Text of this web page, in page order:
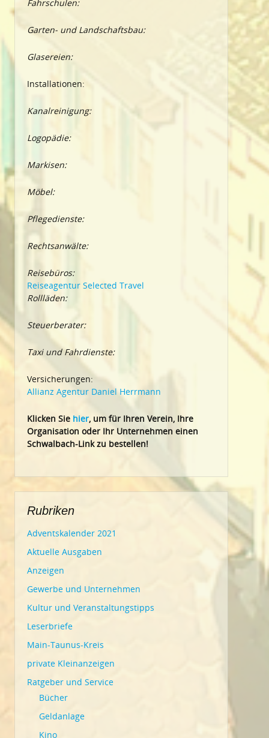
Fahrschulen:
Garten- und Landschaftsbau:
Glasereien:
Installationen:
Kanalreinigung:
Logopädie:
Markisen:
Möbel:
Pflegedienste:
Rechtsanwälte:
Reisebüros:
Reiseagentur Selected Travel
Rollläden:
Steuerberater:
Taxi und Fahrdienste:
Versicherungen:
Allianz Agentur Daniel Herrmann
Klicken Sie hier, um für Ihren Verein, Ihre
Organisation oder Ihr Unternehmen einen
Schwalbach-Link zu bestellen!
Rubriken
Adventskalender 2021
Aktuelle Ausgaben
Anzeigen
Gewerbe und Unternehmen
Kultur und Veranstaltungstipps
Leserbriefe
Main-Taunus-Kreis
private Kleinanzeigen
Ratgeber und Service
Bücher
Geldanlage
Kino